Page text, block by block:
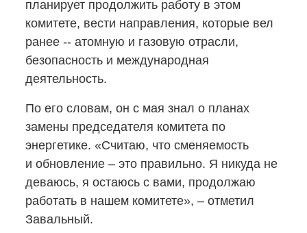
планирует продолжить работу в этом
комитете, вести направления, которые вел
ранее -- атомную и газовую отрасли,
безопасность и международная
деятельность.
По его словам, он с мая знал о планах
замены председателя комитета по
энергетике. «Считаю, что сменяемость
и обновление – это правильно. Я никуда не
деваюсь, я остаюсь с вами, продолжаю
работать в нашем комитете», – отметил
Завальный.